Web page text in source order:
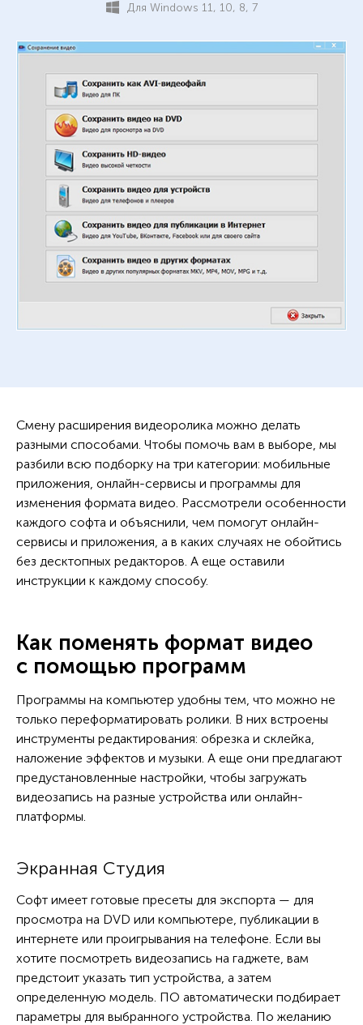
Для Windows 11, 10, 8, 7
Смену расширения видеоролика можно делать
разными способами. Чтобы помочь вам в выборе, мы
разбили всю подборку на три категории: мобильные
приложения, онлайн-сервисы и программы для
изменения формата видео. Рассмотрели особенности
каждого софта и объяснили, чем помогут онлайн-
сервисы и приложения, а в каких случаях не обойтись
без десктопных редакторов. А еще оставили
инструкции к каждому способу.
Как поменять формат видео
с помощью программ
Программы на компьютер удобны тем, что можно не
только переформатировать ролики. В них встроены
инструменты редактирования: обрезка и склейка,
наложение эффектов и музыки. А еще они предлагают
предустановленные настройки, чтобы загружать
видеозапись на разные устройства или онлайн-
платформы.
Экранная Студия
Софт имеет готовые пресеты для экспорта — для
просмотра на DVD или компьютере, публикации в
интернете или проигрывания на телефоне. Если вы
хотите посмотреть видеозапись на гаджете, вам
предстоит указать тип устройства, а затем
определенную модель. ПО автоматически подбирает
параметры для выбранного устройства. По желанию